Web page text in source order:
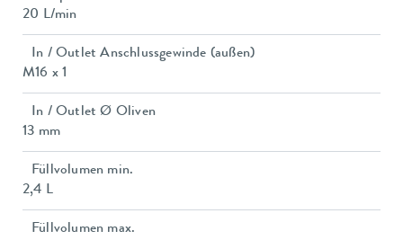
20 L/min
In / Outlet Anschlussgewinde (außen)
M16 x 1
In / Outlet Ø Oliven
13 mm
Füllvolumen min.
2,4 L
Füllvolumen max.